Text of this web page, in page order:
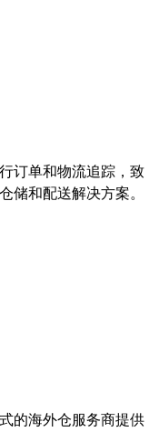
订单和物流追踪，致
储和配送解决方案。
的海外仓服务商提供